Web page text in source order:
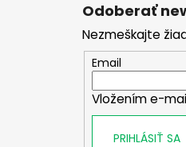
Odoberať
Nezmeškajte
Email
Vložením e-
PRIHLÁSIŤ SA